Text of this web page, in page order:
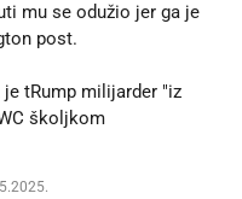
mu se odužio jer ga je
post.
tRump milijarder "iz
školjkom😉